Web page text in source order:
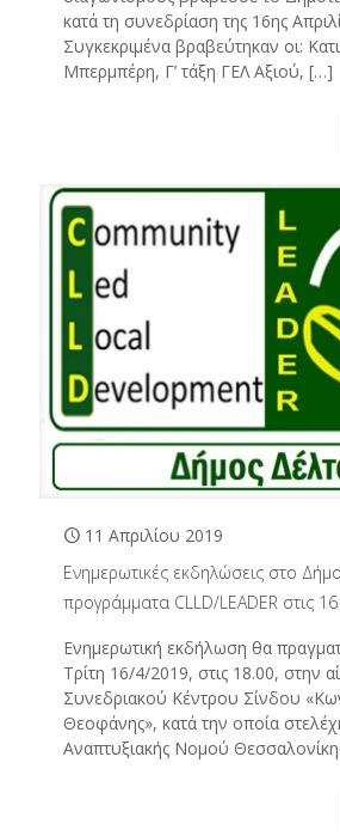
κατά τη συνεδρίαση της 16ης
Συγκεκριμένα βραβεύτηκαν οι:
Μπερμπέρη, Γ’ τάξη ΓΕΛ Αξιού, […]
11 Απριλίου 2019
Ενημερωτικές εκδηλώσεις στο
προγράμματα CLLD/LEADER στις
Ενημερωτική εκδήλωση θα
Τρίτη 16/4/2019, στις 18.00, στην
Συνεδριακού Κέντρου Σίνδου
Θεοφάνης», κατά την οποία
Αναπτυξιακής Νομού